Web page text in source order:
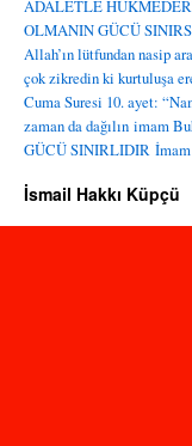
ADALETLE
OLMANIN GÜCÜ
Allah’ın lütfundan nasip
çok zikredin ki kurtuluşa
Cuma Suresi 10. ayet:
zaman da dağılın imam
GÜCÜ SINIRLIDIR
İsmail Hakkı Küpçü